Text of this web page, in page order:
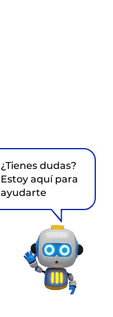
¿Tienes dudas?
Estoy aquí para
ayudarte